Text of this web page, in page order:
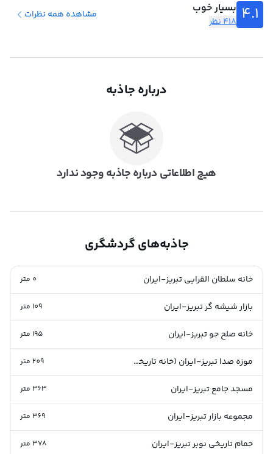
4.1 بسیار خوب
418 نظر
مشاهده همه نظرات
درباره جاذبه
هیچ اطلاعاتی درباره جاذبه وجود ندارد
جاذبه‌های گردشگری
خانه سلطان القرایی تبریز-ایران 0 متر
بازار شیشه گر تبریز-ایران 109 متر
خانه صلح جو تبریز-ایران 195 متر
موزه صدا تبریز-ایران (خانه تاریخی امیر پرویز)/Tabriz Sound Museum 209متر
مسجد جامع تبریز-ایران 363متر
مجموعه بازار تبریز-ایران 369متر
حمام تاریخی نوبر تبریز-ایران 378متر